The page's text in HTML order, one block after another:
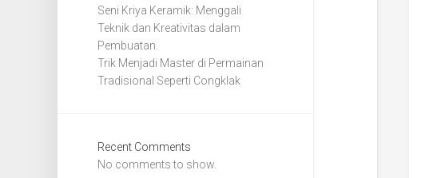
Seni Kriya Keramik: Menggali
Teknik dan Kreativitas dalam
Pembuatan.
Trik Menjadi Master di Permainan
Tradisional Seperti Congklak
Recent Comments
No comments to show.